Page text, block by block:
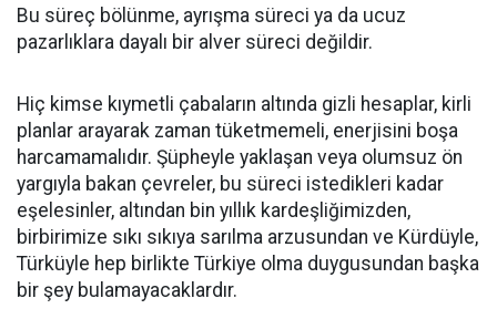
Bu süreç bölünme, ayrışma süreci ya da ucuz
pazarlıklara dayalı bir alver süreci değildir.
Hiç kimse kıymetli çabaların altında gizli hesaplar, kirli
planlar arayarak zaman tüketmemeli, enerjisini boşa
harcamamalıdır. Şüpheyle yaklaşan veya olumsuz ön
yargıyla bakan çevreler, bu süreci istedikleri kadar
eşelesinler, altından bin yıllık kardeşliğimizden,
birbirimize sıkı sıkıya sarılma arzusundan ve Kürdüyle,
Türküyle hep birlikte Türkiye olma duygusundan başka
bir şey bulamayacaklardır.